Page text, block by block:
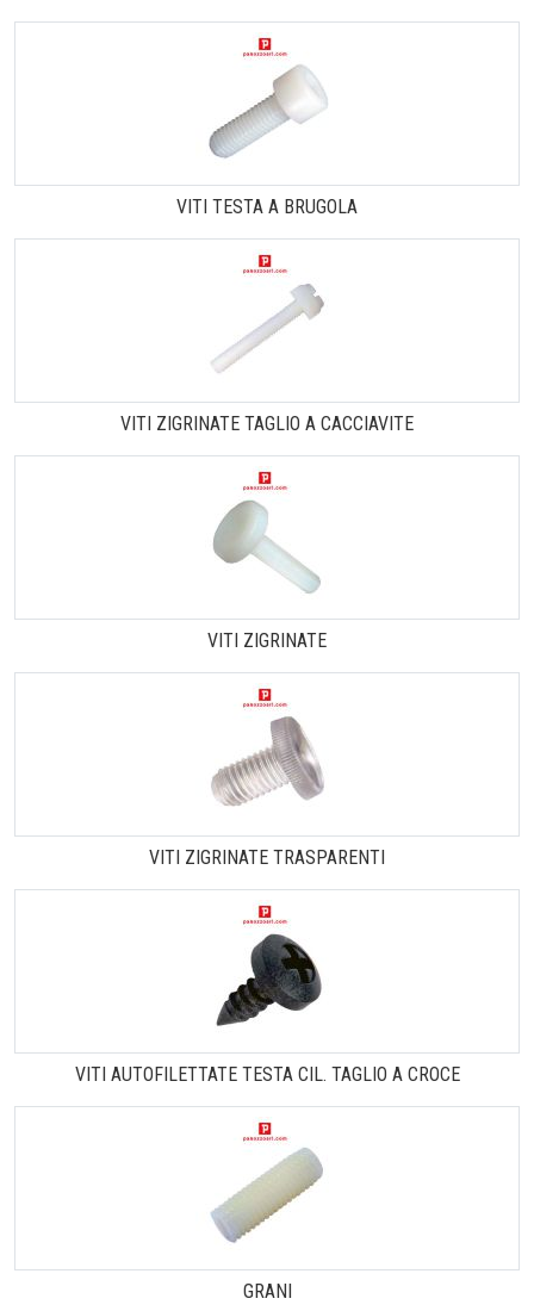
VITI TESTA A BRUGOLA
VITI ZIGRINATE TAGLIO A CACCIAVITE
VITI ZIGRINATE
VITI ZIGRINATE TRASPARENTI
VITI AUTOFILETTATE TESTA CIL. TAGLIO A CROCE
GRANI